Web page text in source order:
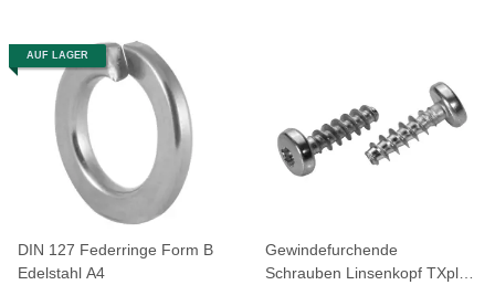
AUF LAGER
DIN 127 Federringe Form B
Edelstahl A4
Gewindefurchende
Schrauben Linsenkopf TXplus